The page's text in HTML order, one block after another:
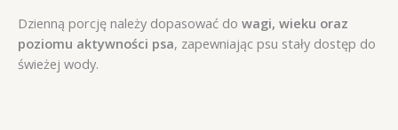
Dzienną porcję należy dopasować do wagi, wieku oraz
poziomu aktywności psa, zapewniając psu stały dostęp do
świeżej wody.